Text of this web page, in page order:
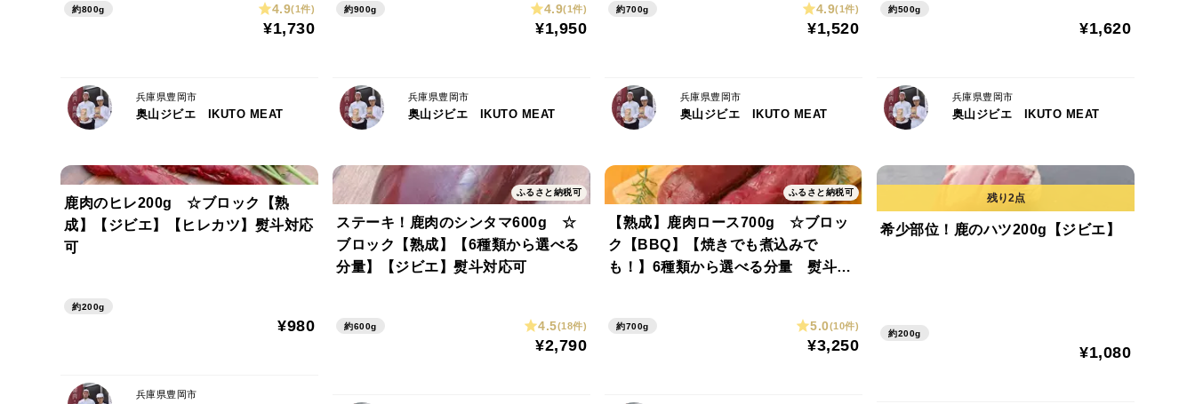
約800g 4.9(1件)
¥1,730
兵庫県豊岡市
奥山ジビエ IKUTO MEAT
約900g 4.9(1件)
¥1,950
兵庫県豊岡市
奥山ジビエ IKUTO MEAT
約700g 4.9(1件)
¥1,520
兵庫県豊岡市
奥山ジビエ IKUTO MEAT
約500g
¥1,620
兵庫県豊岡市
奥山ジビエ IKUTO MEAT
鹿肉のヒレ200g ☆ブロック【熟
成】【ジビエ】【ヒレカツ】熨斗対応
可
約200g
¥980
兵庫県豊岡市
ふるさと納税可
ステーキ！鹿肉のシンタマ600g ☆
ブロック【熟成】【6種類から選べる
分量】【ジビエ】熨斗対応可
約600g 4.5(18件)
¥2,790
ふるさと納税可
【熟成】鹿肉ロース700g ☆ブロッ
ク【BBQ】【焼きでも煮込みで
も！】6種類から選べる分量 熨斗対
約700g 5.0(10件)
¥3,250
希少部位！鹿のハツ200g【ジビエ】
約200g
¥1,080